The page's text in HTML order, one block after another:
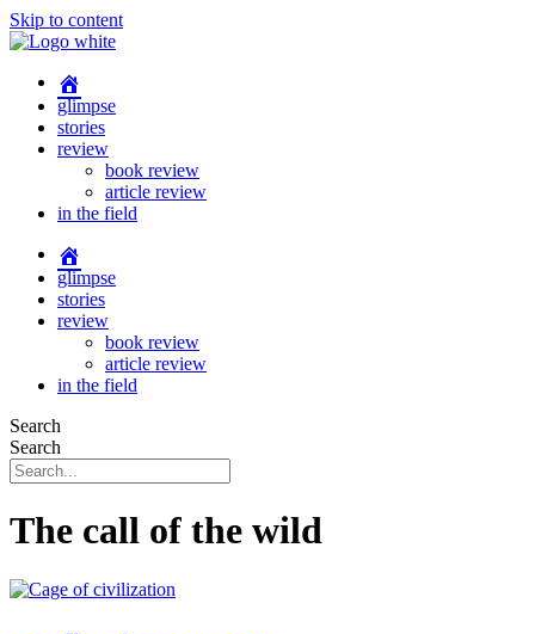
Skip to content
glimpse
stories
review
book review
article review
in the field
glimpse
stories
review
book review
article review
in the field
Search
Search
The call of the wild